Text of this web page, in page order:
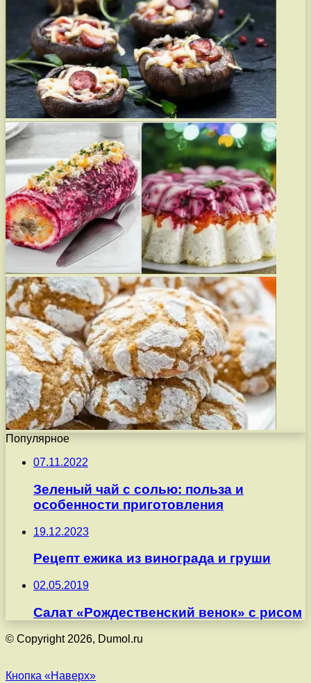
Популярное
07.11.2022
Зеленый чай с солью: польза и
особенности приготовления
19.12.2023
Рецепт ежика из винограда и груши
02.05.2019
Салат «Рождественский венок» с рисом
© Copyright 2026, Dumol.ru
Кнопка «Наверх»